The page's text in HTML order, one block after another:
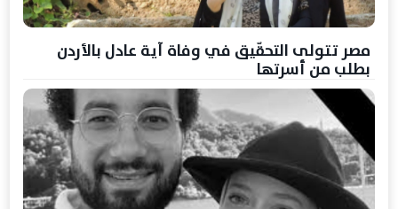
مصر تتولى التحقّيق في وفاة آية عادل بالأردن
بطلب من أسرتها